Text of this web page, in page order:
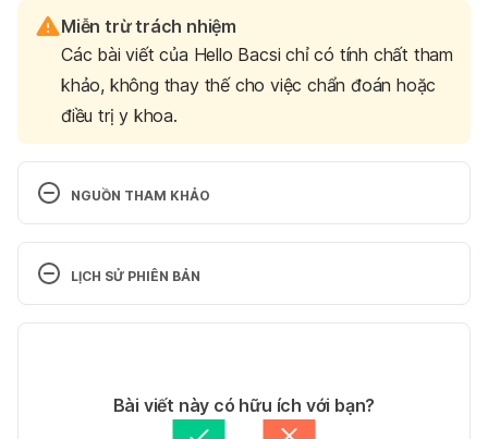
Miễn trừ trách nhiệm
Các bài viết của Hello Bacsi chỉ có tính chất tham
khảo, không thay thế cho việc chẩn đoán hoặc
điều trị y khoa.
NGUỒN THAM KHẢO
https://www.nct.org.uk/pregnancy/your-pregnancy-
Pregnancy at week 9
LỊCH SỬ PHIÊN BẢN
Tác giả: Lan Quan
Tham vấn y khoa: Đội ngũ y bác sĩ - Bệnh viện Đa
Bài viết này có hữu ích với bạn?